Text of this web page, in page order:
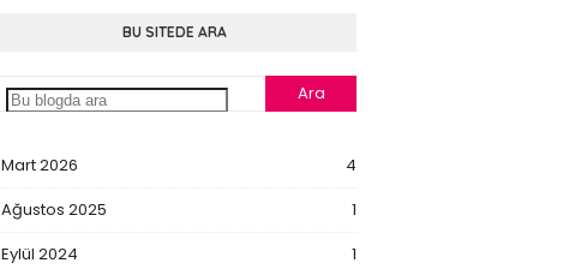
BU SITEDE ARA
Mart 2026
4
Ağustos 2025
1
Eylül 2024
1